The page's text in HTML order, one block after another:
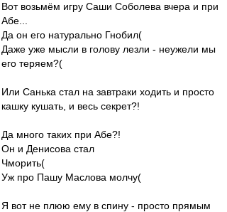
Вот возьмём игру Саши Соболева вчера и при
Абе...
Да он его натурально Гнобил(
Даже уже мысли в голову лезли - неужели мы
его теряем?(
Или Санька стал на завтраки ходить и просто
кашку кушать, и весь секрет?!
Да много таких при Абе?!
Он и Денисова стал
Чморить(
Уж про Пашу Маслова молчу(
Я вот не плюю ему в спину - просто прямым